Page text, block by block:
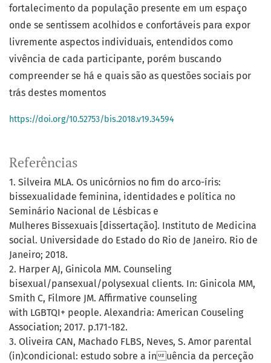
fortalecimento da população presente em um espaço
onde se sentissem acolhidos e confortáveis para expor
livremente aspectos individuais, entendidos como
vivência de cada participante, porém buscando
compreender se há e quais são as questões sociais por
trás destes momentos
https://doi.org/10.52753/bis.2018.v19.34594
Referências
1. Silveira MLA. Os unicórnios no fim do arco-íris:
bissexualidade feminina, identidades e política no
Seminário Nacional de Lésbicas e
Mulheres Bissexuais [dissertação]. Instituto de Medicina
social. Universidade do Estado do Rio de Janeiro. Rio de
Janeiro; 2018.
2. Harper AJ, Ginicola MM. Counseling
bisexual/pansexual/polysexual clients. In: Ginicola MM,
Smith C, Filmore JM. Affirmative counseling
with LGBTQI+ people. Alexandria: American Couseling
Association; 2017. p.171-182.
3. Oliveira CAN, Machado FLBS, Neves, S. Amor parental
(in)condicional: estudo sobre a inuência da perceção